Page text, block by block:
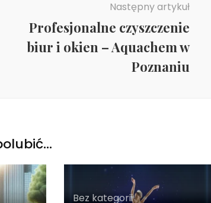
Następny artykuł
Profesjonalne czyszczenie
biur i okien – Aquachem w
Poznaniu
Bez kategorii